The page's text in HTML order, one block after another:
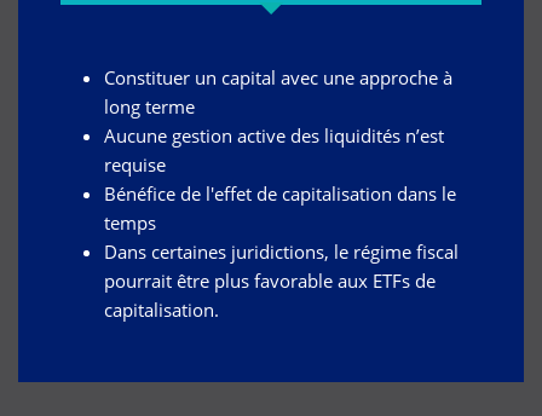
Constituer un capital avec une approche à
long terme
Aucune gestion active des liquidités n’est
requise
Bénéfice de l'effet de capitalisation dans le
temps
Dans certaines juridictions, le régime fiscal
pourrait être plus favorable aux ETFs de
capitalisation.